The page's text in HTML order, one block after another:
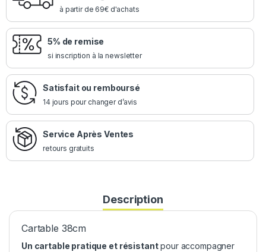
à partir de 69€ d'achats
5% de remise
si inscription à la newsletter
Satisfait ou remboursé
14 jours pour changer d’avis
Service Après Ventes
retours gratuits
Description
Cartable 38cm
Un cartable pratique et résistantpour accompagner